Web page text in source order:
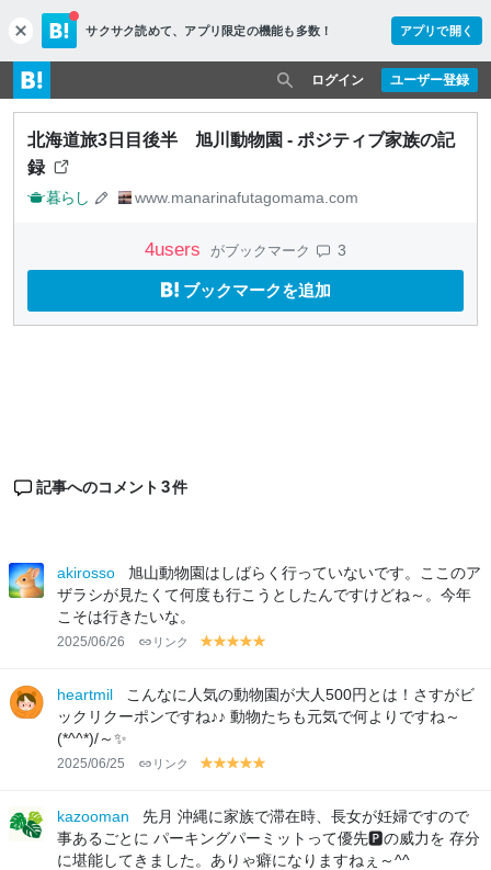
c
l
o
s
e
サクサク読めて、 アプリ限定の機能も多数！ アプリで開く
ユーザー登録
ログイン
北海道旅3日目後半 旭川動物園 - ポジティブ家族の記
録
暮らし www.manarinafutagomama.com
4users がブックマーク 3
ブックマークを追加
記事へのコメント 3件
akirosso
旭山動物園はしばらく行っていないです。ここのア
ザラシが見たくて何度も行こうとしたんですけどね～。今年
こそは行きたいな。
2025/06/26 リンク
y
lo
w
y
lo
w
y
lo
w
y
lo
w
lo
w
heartmil
こんなに人気の動物園が大人500円とは！さすがビ
ックリクーポンですね♪♪ 動物たちも元気で何よりですね～
(*^^*)/～✨
2025/06/25 リンク
y
lo
w
y
lo
w
y
lo
w
y
lo
w
lo
kazooman
先月 沖縄に家族で滞在時、長女が妊婦ですので
事あるごとに パーキングパーミットって優先🅿の威力を 存分
に堪能してきました。ありゃ癖になりますねぇ～^^